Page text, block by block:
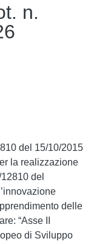
n.
del 15/10/2015
la realizzazione
del
delle
“Asse II
di Sviluppo